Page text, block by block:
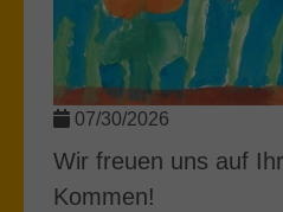
07/30/2026
Wir freuen uns auf
Kommen!